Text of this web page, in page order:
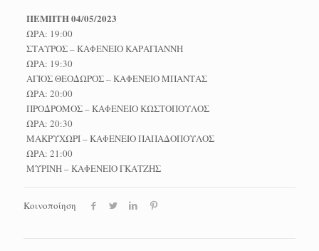
ΠΕΜΠΤΗ 04/05/2023
ΩΡΑ: 19:00
ΣΤΑΥΡΟΣ – ΚΑΦΕΝΕΙΟ ΚΑΡΑΓΙΑΝΝΗ
ΩΡΑ: 19:30
ΑΓΙΟΣ ΘΕΟΔΩΡΟΣ – ΚΑΦΕΝΕΙΟ ΜΠΑΝΤΑΣ
ΩΡΑ: 20:00
ΠΡΟΔΡΟΜΟΣ – ΚΑΦΕΝΕΙΟ ΚΩΣΤΟΠΟΥΛΟΣ
ΩΡΑ: 20:30
ΜΑΚΡΥΧΩΡΙ – ΚΑΦΕΝΕΙΟ ΠΑΠΑΔΟΠΟΥΛΟΣ
ΩΡΑ: 21:00
ΜΥΡΙΝΗ – ΚΑΦΕΝΕΙΟ ΓΚΑΤΖΗΣ
Κοινοποίηση